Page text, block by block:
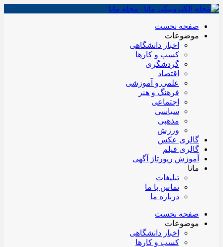
صفحه نخست
موضوعات
اخبار دانشگاهی
کسب و کارها
گردشگری
اقتصاد
علمی و آموزشی
فرهنگ و هنر
اجتماعی
سیاسی
مذهبی
ورزش
گالری عکس
گالری فیلم
آموزش رپورتاژ آگهی
مانا
تبلیغات
تماس با ما
درباره ما
صفحه نخست
موضوعات
اخبار دانشگاهی
کسب و کارها